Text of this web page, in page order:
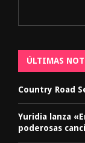
ÚLTIMAS
Country Road
Yuridia lanza
poderosas